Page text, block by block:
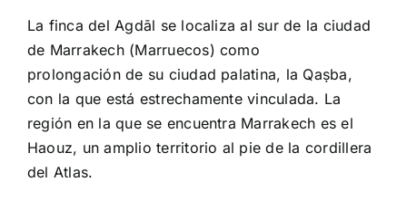
La finca del Agdāl se localiza al sur de la ciudad
de Marrakech (Marruecos) como
prolongación de su ciudad palatina, la Qaṣba,
con la que está estrechamente vinculada. La
región en la que se encuentra Marrakech es el
Haouz, un amplio territorio al pie de la cordillera
del Atlas.